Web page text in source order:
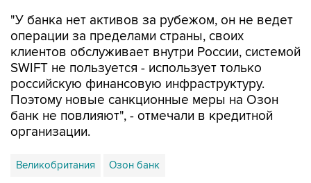
"У банка нет активов за рубежом, он не ведет
операции за пределами страны, своих
клиентов обслуживает внутри России, системой
SWIFT не пользуется - использует только
российскую финансовую инфраструктуру.
Поэтому новые санкционные меры на Озон
банк не повлияют", - отмечали в кредитной
организации.
Великобритания Озон банк